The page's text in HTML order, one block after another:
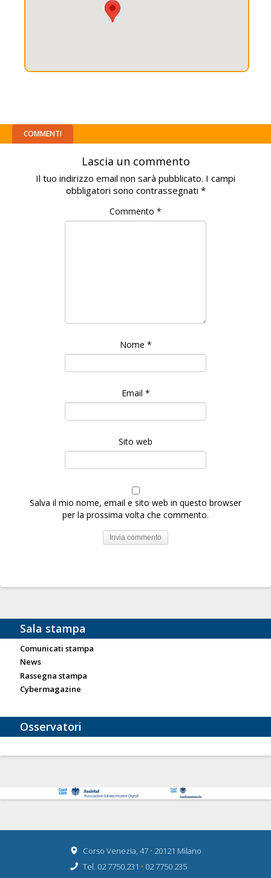
COMMENTI
Lascia un commento
Il tuo indirizzo email non sarà pubblicato. I campi
obbligatori sono contrassegnati *
Commento *
Nome *
Email *
Sito web
Salva il mio nome, email e sito web in questo browser
per la prossima volta che commento.
Sala stampa
Comunicati stampa
News
Rassegna stampa
Cybermagazine
Osservatori
Corso Venezia, 47 • 20121 Milano
Tel. 02 7750.231 • 02 7750 235